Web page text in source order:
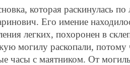
которая раскинулась
Его имение
легких, похоронен в
могилу раскопали, потому
часы с маятником. От